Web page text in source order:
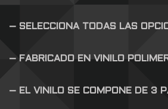
– SELECCIONA TODAS LAS
– FABRICADO EN VINILO
– EL VINILO SE COMPONE DE 3